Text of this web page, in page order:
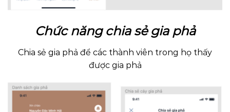
Chức năng chia sẻ gia phả
Chia sẻ gia phả để các thành viên trong họ thấy
được gia phả